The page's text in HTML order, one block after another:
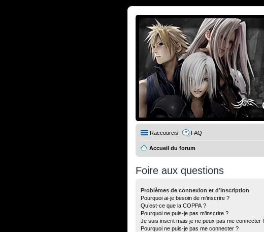
Raccourcis FAQ
Accueil du forum
Foire aux questions
Problèmes de connexion et d’inscription
Pourquoi ai-je besoin de m’inscrire ?
Qu’est-ce que la COPPA ?
Pourquoi ne puis-je pas m’inscrire ?
Je suis inscrit mais je ne peux pas me connecter !
Pourquoi ne puis-je pas me connecter ?